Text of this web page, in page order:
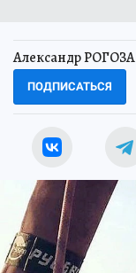
Александр РОГОЗА
ПОДПИСАТЬСЯ